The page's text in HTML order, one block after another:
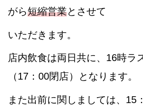
がら短縮営業とさせて
いただきます。
店内飲食は両日共に、16時ラ
（17：00閉店）となります。
また出前に関しましては、15